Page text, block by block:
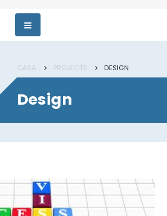
CASA PROJECTS DESIGN
Design